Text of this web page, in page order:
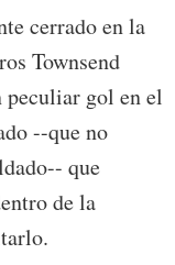
cerrado en la
Townsend
peculiar gol en el
--que no
que
de la